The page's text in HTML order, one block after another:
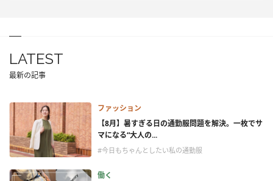
LATEST
最新の記事
ファッション
【8月】暑すぎる日の通勤服問題を解決。一枚でサ
マになる“大人の...
#今日もちゃんとしたい私の通勤服
働く